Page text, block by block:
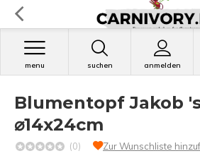
suchen anmelden
menu
Blumentopf Jakob
⌀14x24cm
(0) Zur Wunschliste